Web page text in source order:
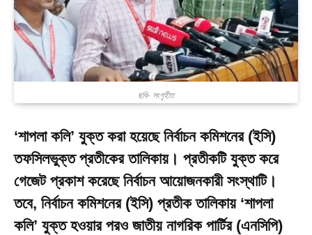
ছবি- সংগৃহীত
‘শাপলা কলি’ যুক্ত করা হয়েছে নির্বাচন কমিশনের (ইসি)
তফসিলভুক্ত প্রতীকের তালিকায়। প্রতীকটি যুক্ত করে
গেজেট প্রকাশ করেছে নির্বাচন আয়োজনকারী সংস্থাটি।
তবে, নির্বাচন কমিশনের (ইসি) প্রতীক তালিকায় ‘শাপলা
কলি’ যুক্ত হওয়ার পরও জাতীয় নাগরিক পার্টির (এনসিপি)